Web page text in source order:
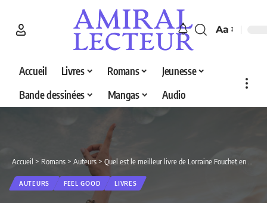
Aa
Accueil Livres Romans
Jeunesse
Bande dessinées
Mangas Audio
Accueil > Romans > Auteurs > Quel est le meilleur livre de Lorraine Fouchet en 2026 ? Découvrez nos 5 sélections
AUTEURS FEEL GOOD LIVRES